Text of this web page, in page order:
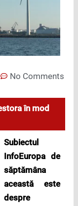
No Comments
în mod
Subiectul
InfoEuropa de
săptămâna
această este
despre